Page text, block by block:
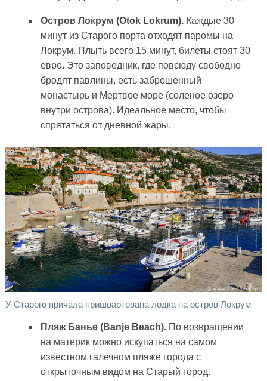
Остров Локрум (Otok Lokrum).Каждые 30
минут из Старого порта отходят паромы на
Локрум. Плыть всего 15 минут, билеты стоят 30
евро. Это заповедник, где повсюду свободно
бродят павлины, есть заброшенный
монастырь и Мертвое море (соленое озеро
внутри острова). Идеальное место, чтобы
спрятаться от дневной жары.
У Старого причала пришвартована лодка на остров Локрум
Пляж Банье (Banje Beach).По возвращении
на материк можно искупаться на самом
известном галечном пляже города с
открыточным видом на Старый город.